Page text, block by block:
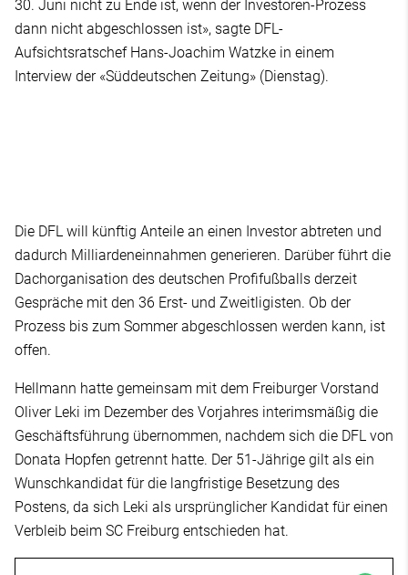
30. Juni nicht zu Ende ist, wenn der Investoren-Prozess
dann nicht abgeschlossen ist», sagte DFL-
Aufsichtsratschef Hans-Joachim Watzke in einem
Interview der «Süddeutschen Zeitung» (Dienstag).
Die DFL will künftig Anteile an einen Investor abtreten und
dadurch Milliardeneinnahmen generieren. Darüber führt die
Dachorganisation des deutschen Profifußballs derzeit
Gespräche mit den 36 Erst- und Zweitligisten. Ob der
Prozess bis zum Sommer abgeschlossen werden kann, ist
offen.
Hellmann hatte gemeinsam mit dem Freiburger Vorstand
Oliver Leki im Dezember des Vorjahres interimsmäßig die
Geschäftsführung übernommen, nachdem sich die DFL von
Donata Hopfen getrennt hatte. Der 51-Jährige gilt als ein
Wunschkandidat für die langfristige Besetzung des
Postens, da sich Leki als ursprünglicher Kandidat für einen
Verbleib beim SC Freiburg entschieden hat.